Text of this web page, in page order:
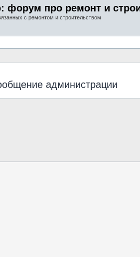
форум про ремонт и
с ремонтом и строительством
администрации